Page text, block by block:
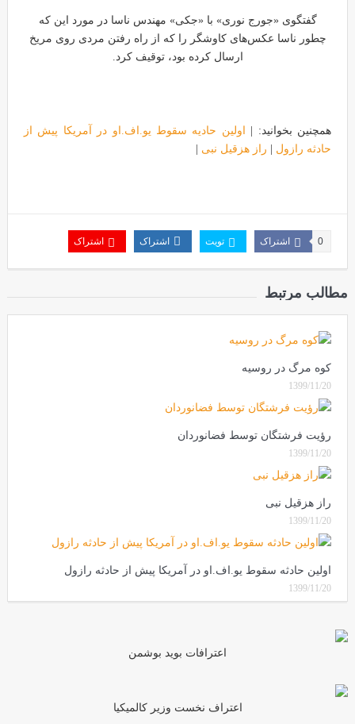
گفتگوی «جورج نوری» با «جکی» مهندس ناسا در مورد این که
چطور ناسا عکس‌های کاوشگر را که از راه رفتن مردی روی مریخ
ارسال کرده بود، توقیف کرد.
همچنین بخوانید: |
اولین حادیه سقوط یو.اف.او در آمریکا پیش از
حادثه رازول
راز هزقیل نبی
اشتراک 0 تویت اشتراک اشتراک
مطالب مرتبط
کوه مرگ در روسیه
1399/11/20
رؤیت فرشتگان توسط فضانوردان
1399/11/20
راز هزقیل نبی
1399/11/20
اولین حادثه سقوط یو.اف.او در آمریکا پیش از حادثه رازول
1399/11/20
اعترافات بوید بوشمن
اعتراف نخست وزیر کالمیکیا